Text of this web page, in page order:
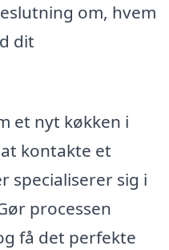
om, hvem
dit
et nyt køkken i
kontakte et
specialiserer sig i
processen
få det perfekte